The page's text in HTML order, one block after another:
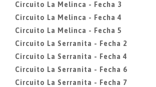
Circuito La Melinca - Fecha 3
Circuito La Melinca - Fecha 4
Circuito La Melinca - Fecha 5
Circuito La Serranita - Fecha 2
Circuito La Serranita - Fecha 4
Circuito La Serranita - Fecha 6
Circuito La Serranita - Fecha 7